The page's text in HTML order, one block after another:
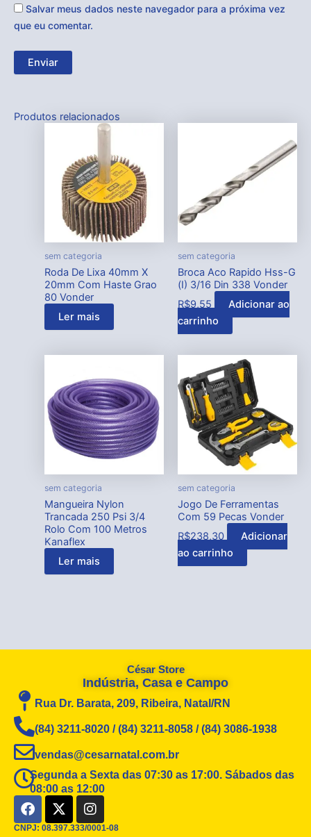
Salvar meus dados neste navegador para a próxima vez
que eu comentar.
Produtos relacionados
sem categoria
Roda De Lixa 40mm X
20mm Com Haste Grao
80 Vonder
Ler mais
sem categoria
Broca Aco Rapido Hss-G
(I) 3/16 Din 338 Vonder
R$9,55
Adicionar ao
carrinho
sem categoria
Mangueira Nylon
Trancada 250 Psi 3/4
Rolo Com 100 Metros
Kanaflex
Ler mais
sem categoria
Jogo De Ferramentas
Com 59 Pecas Vonder
R$238,30
Adicionar
ao carrinho
César Store
Indústria, Casa e Campo
Rua Dr. Barata, 209, Ribeira, Natal/RN
(84) 3211-8020 / (84) 3211-8058 / (84) 3086-1938
vendas@cesarnatal.com.br
Segunda a Sexta das 07:30 as 17:00. Sábados das
08:00 as 12:00
F
a
c
X
-
t
I
n
s
CNPJ: 08.397.333/0001-08